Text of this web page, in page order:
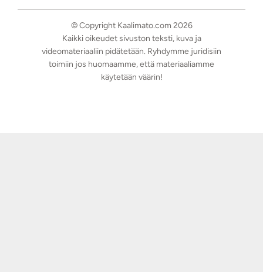
© Copyright Kaalimato.com 2026
Kaikki oikeudet sivuston teksti, kuva ja
videomateriaaliin pidätetään. Ryhdymme juridisiin
toimiin jos huomaamme, että materiaaliamme
käytetään väärin!